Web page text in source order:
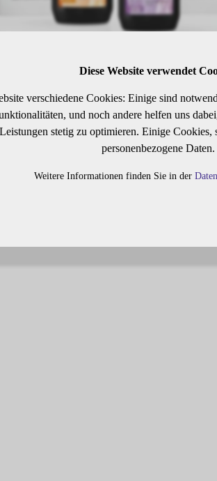
Diese Website verwendet
verschiedene Cookies: Einige sind
und noch andere helfen uns
stetig zu optimieren. Einige Cookies,
personenbezogene Daten.
Weitere Informationen finden Sie in der